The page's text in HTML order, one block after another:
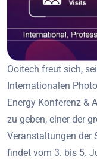
Ooitech freut sich,
Internationalen
Energy Konferenz &
zu geben, einer der
Veranstaltungen der
findet vom 3. bis 5.